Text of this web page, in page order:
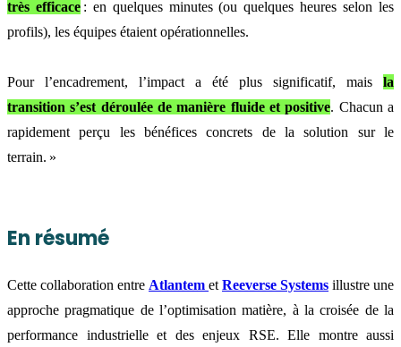
très efficace: en quelques minutes (ou quelques heures selon les
profils), les équipes étaient opérationnelles.
Pour l’encadrement, l’impact a été plus significatif, mais la
transition s’est déroulée de manière fluide et positive. Chacun a
rapidement perçu les bénéfices concrets de la solution sur le
terrain. »
En résumé
Cette collaboration entre Atlantem et Reeverse Systems illustre une
approche pragmatique de l’optimisation matière, à la croisée de la
performance industrielle et des enjeux RSE. Elle montre aussi